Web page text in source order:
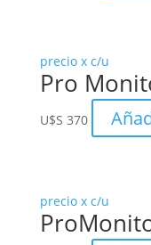
precio x c/u
Pro
U$S 370
precio x c/u